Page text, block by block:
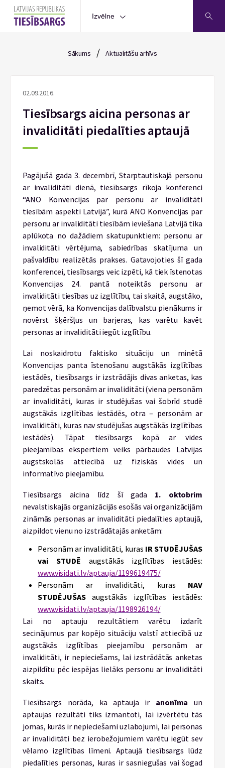
Izvēlne
Sākums / Aktualitāšu arhīvs
02.09.2016.
Tiesībsargs aicina personas ar
invaliditāti piedalīties aptaujā
Pagājušā gada 3. decembrī, Starptautiskajā personu
ar invaliditāti dienā, tiesībsargs rīkoja konferenci
“ANO Konvencijas par personu ar invaliditāti
tiesībām aspekti Latvijā”, kurā ANO Konvencijas par
personu ar invaliditāti tiesībām ieviešana Latvijā tika
aplūkota no dažādiem skatupunktiem: personu ar
invaliditāti vērtējuma, sabiedrības skatījuma un
pašvaldību realizētās prakses. Gatavojoties šī gada
konferencei, tiesībsargs veic izpēti, kā tiek īstenotas
Konvencijas 24. pantā noteiktās personu ar
invaliditāti tiesības uz izglītību, tai skaitā, augstāko,
ņemot vērā, ka Konvencijas dalībvalstu pienākums ir
novērst šķēršļus un barjeras, kas varētu kavēt
personas ar invaliditāti iegūt izglītību.
Lai noskaidrotu faktisko situāciju un minētā
Konvencijas panta īstenošanu augstākās izglītības
iestādēs, tiesībsargs ir izstrādājis divas anketas, kas
paredzētas personām ar invaliditāti (viena personām
ar invaliditāti, kuras ir studējušas vai šobrīd studē
augstākās izglītības iestādēs, otra – personām ar
invaliditāti, kuras nav studējušas augstākās izglītības
iestādēs). Tāpat tiesībsargs kopā ar vides
pieejamības ekspertiem veiks pārbaudes Latvijas
augstskolās attiecībā uz fiziskās vides un
informatīvo pieejamību.
Tiesībsargs aicina līdz šī gada 1. oktobrim
nevalstiskajās organizācijās esošās vai organizācijām
zināmās personas ar invaliditāti piedalīties aptaujā,
aizpildot vienu no izstrādātajās anketām:
Personām ar invaliditāti, kuras IR STUDĒJUŠAS
vai STUDĒ augstākās izglītības iestādēs:
www.visidati.lv/aptauja/1199619475/
Personām ar invaliditāti, kuras NAV
STUDĒJUŠAS augstākās izglītības iestādēs:
www.visidati.lv/aptauja/1198926194/
Lai no aptauju rezultātiem varētu izdarīt
secinājumus par kopējo situāciju valstī attiecībā uz
augstākās izglītības pieejamību personām ar
invaliditāti, ir nepieciešams, lai izstrādātās anketas
aizpildītu pēc iespējas lielāks personu ar invaliditāti
skaits.
Tiesībsargs norāda, ka aptauja ir anonīma un
aptaujas rezultāti tiks izmantoti, lai izvērtētu tās
jomas, kurās ir nepieciešami uzlabojumi, lai personas
ar invaliditāti bez ierobežojumiem varētu iegūt sev
vēlamo izglītības līmeni. Aptaujā tiesībsargs lūdz
piedalīties personas, kuras ir sasniegušas vai šogad